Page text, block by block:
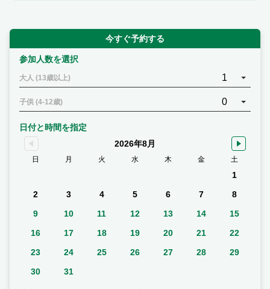
今すぐ予約する
参加人数を選択
大人 (13歳以上) 1
子供 (4-12歳) 0
日付と時間を指定
2026年8月
日 月 火 水 木 金 土
1
2
3 4 5 6 7
8
9
10 11 12 13 14
15
16
17 18 19 20 21
22
23
24 25 26 27 28
29
30
31